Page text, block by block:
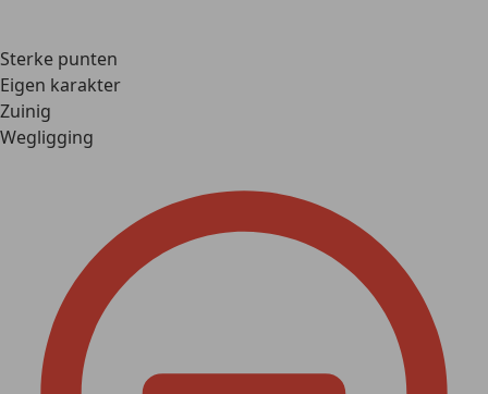
Sterke punten
Eigen karakter
Zuinig
Wegligging